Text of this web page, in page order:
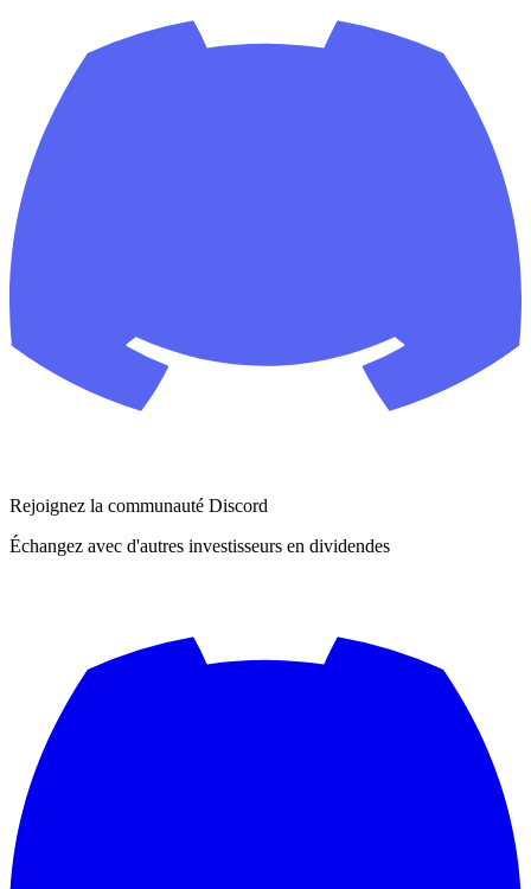
Rejoignez la communauté Discord
Échangez avec d'autres investisseurs en dividendes